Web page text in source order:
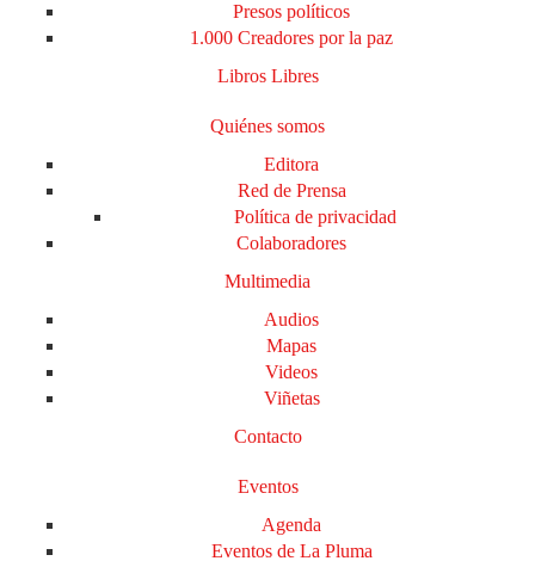
Presos políticos
1.000 Creadores por la paz
Libros Libres
Quiénes somos
Editora
Red de Prensa
Política de privacidad
Colaboradores
Multimedia
Audios
Mapas
Videos
Viñetas
Contacto
Eventos
Agenda
Eventos de La Pluma